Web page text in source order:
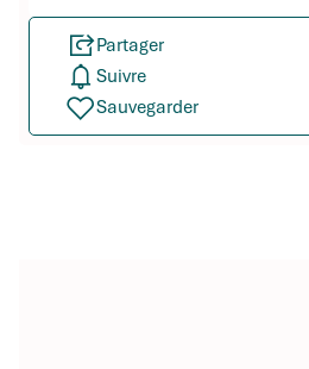
Partager
Suivre
Sauvegarder